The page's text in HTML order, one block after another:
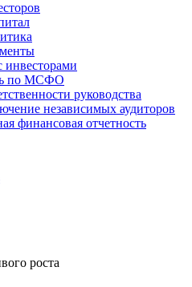
инвеcторами
по МСФО
руководства
независимых аудиторов
финансовая отчетность
роста